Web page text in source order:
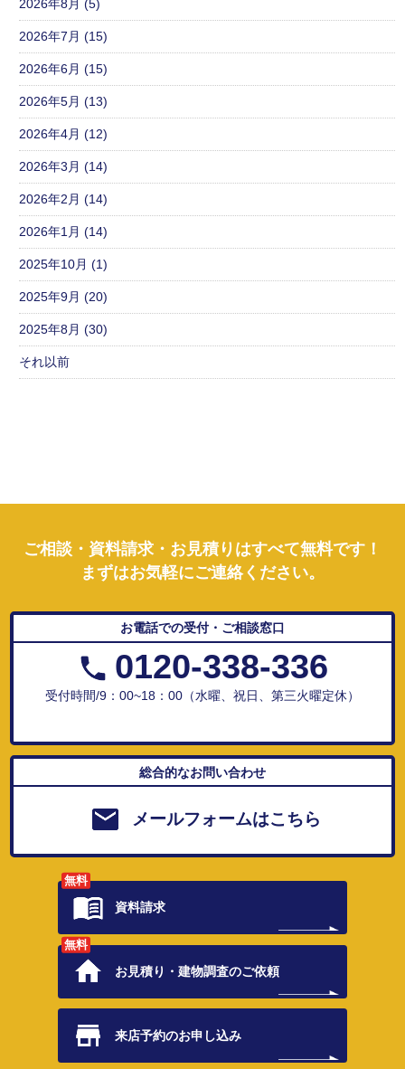
2026年8月 (5)
2026年7月 (15)
2026年6月 (15)
2026年5月 (13)
2026年4月 (12)
2026年3月 (14)
2026年2月 (14)
2026年1月 (14)
2025年10月 (1)
2025年9月 (20)
2025年8月 (30)
それ以前
ご相談・資料請求・お見積りはすべて無料です！
まずはお気軽にご連絡ください。
お電話での受付・ご相談窓口
0120-338-336
受付時間/9：00~18：00（水曜、祝日、第三火曜定休）
総合的なお問い合わせ
メールフォームはこちら
無料
資料請求
無料
お見積り・建物調査のご依頼
来店予約のお申し込み